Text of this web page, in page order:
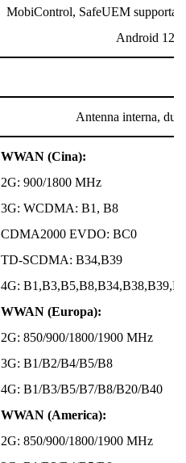
MobiControl, SafeUEM
Android 12
Antenna interna,
WWAN (Cina):
2G: 900/1800 MHz
3G: WCDMA: B1, B8
CDMA2000 EVDO: BC0
TD-SCDMA: B34,B39
4G:
WWAN (Europa):
2G: 850/900/1800/1900 MHz
3G: B1/B2/B4/B5/B8
4G: B1/B3/B5/B7/B8/B20/B40
WWAN (America):
2G: 850/900/1800/1900 MHz